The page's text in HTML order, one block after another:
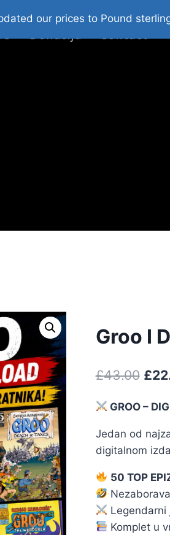
Web Shop 2026
Donacija Contact
Groo I
£43.00 £
GROO –
Jedan od
digitalnom
50 TOP
Legendarni
Komplet u
our prices to Pound